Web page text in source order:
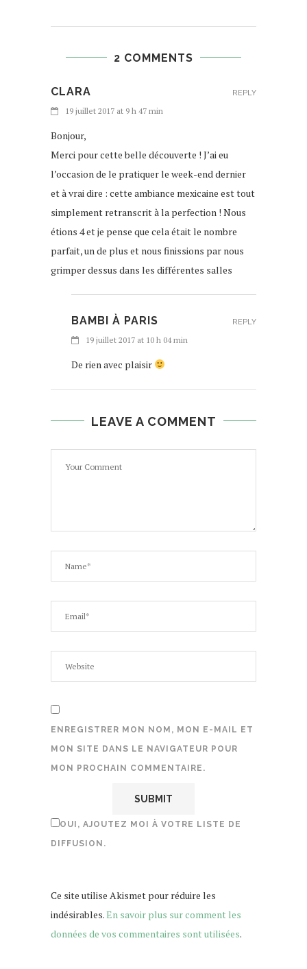
2 COMMENTS
CLARA
19 juillet 2017 at 9 h 47 min
Bonjour,
Merci pour cette belle découverte ! J’ai eu
l’occasion de le pratiquer le week-end dernier
et à vrai dire : cette ambiance mexicaine est tout
simplement retranscrit à la perfection ! Nous
étions 4 et je pense que cela était le nombre
parfait, un de plus et nous finissions par nous
grimper dessus dans les différentes salles
REPLY
BAMBI À PARIS
19 juillet 2017 at 10 h 04 min
De rien avec plaisir
REPLY
LEAVE A COMMENT
ENREGISTRER MON NOM, MON E-MAIL ET
MON SITE DANS LE NAVIGATEUR POUR
MON PROCHAIN COMMENTAIRE.
OUI, AJOUTEZ MOI À VOTRE LISTE DE
DIFFUSION.
Ce site utilise Akismet pour réduire les
indésirables.En savoir plus sur comment les
données de vos commentaires sont utilisées.